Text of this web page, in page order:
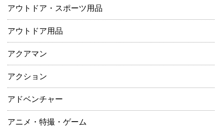
アウトドア・スポーツ用品
アウトドア用品
アクアマン
アクション
アドベンチャー
アニメ・特撮・ゲーム